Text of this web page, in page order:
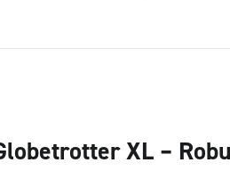
XL –